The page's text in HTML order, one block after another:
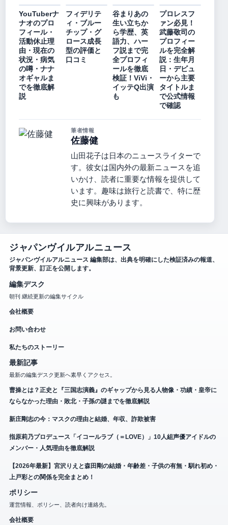
YouTuberナ
ナオのプロ
フィール・
活動休止理
由・現在の
状況・病気
の噂・ナナ
オギャルま
でを徹底解
説
フィデリテ
ィ・ブルー
チップ・グ
ロース成長
型の評価と
口コミ
谷まりあの
生い立ちか
ら学歴、英
語力、ハー
フ説まで完
全プロフィ
ールを徹底
検証！ViVi・
イッテQ出演
も
プロレスフ
ァン必見！
武藤敬司の
プロフィー
ルを完全解
説：生年月
日・デビュ
ーから主要
タイトルま
で公式情報
で確認
筆者情報
佐藤健
山田花子は日本のニュースライターで
す。彼女は国内外の最新ニュースを追
いかけ、読者に重要な情報を提供して
います。趣味は旅行と読書で、特に歴
史に興味があります。
ジャパンヴイルアルニュース
ジャパンヴイルアルニュース 編集部は、出典を明確にした検証済みの報道、
背景更新、訂正を公開します。
編集デスク
朝刊 継続更新の編集サイクル
会社概要
お問い合わせ
私たちのストーリー
最新記事
最新の編集デスク更新へ素早くアクセス。
曹操とは？正史と『三国志演義』のギャップから見る人物像・功績・皇帝に
ならなかった理由・敗北・子孫の謎までを徹底解説
新庄剛志の今：マスクの理由と結婚、年収、詐欺被害
指原莉乃プロデュース「イコールラブ（＝LOVE）」10人組声優アイドルの
メンバー・人気理由を徹底解説
【2026年最新】宮沢りえと森田剛の結婚・年齢差・子供の有無・馴れ初め・
上戸彩との関係を完全まとめ！
ポリシー
運営情報、ポリシー、読者向け連絡先。
会社概要